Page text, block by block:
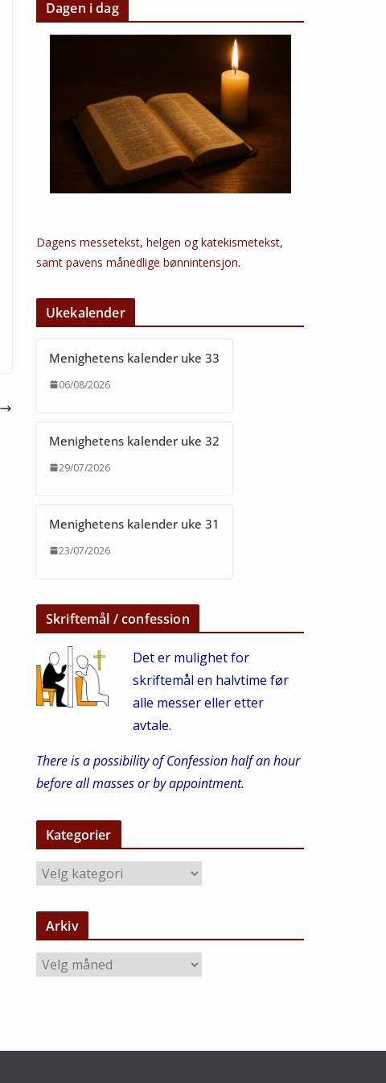
Dagen i dag
Dagens messetekst, helgen og katekismetekst,
samt pavens månedlige bønnintensjon.
Ukekalender
Menighetens kalender uke 33
06/08/2026
Menighetens kalender uke 32
29/07/2026
Menighetens kalender uke 31
23/07/2026
Skriftemål / confession
Det er mulighet for
skriftemål en halvtime før
alle messer eller etter
avtale.
There is a possibility of Confession half an hour
before all masses or by appointment.
Kategorier
K
a
t
g
r
Arkiv
A
r